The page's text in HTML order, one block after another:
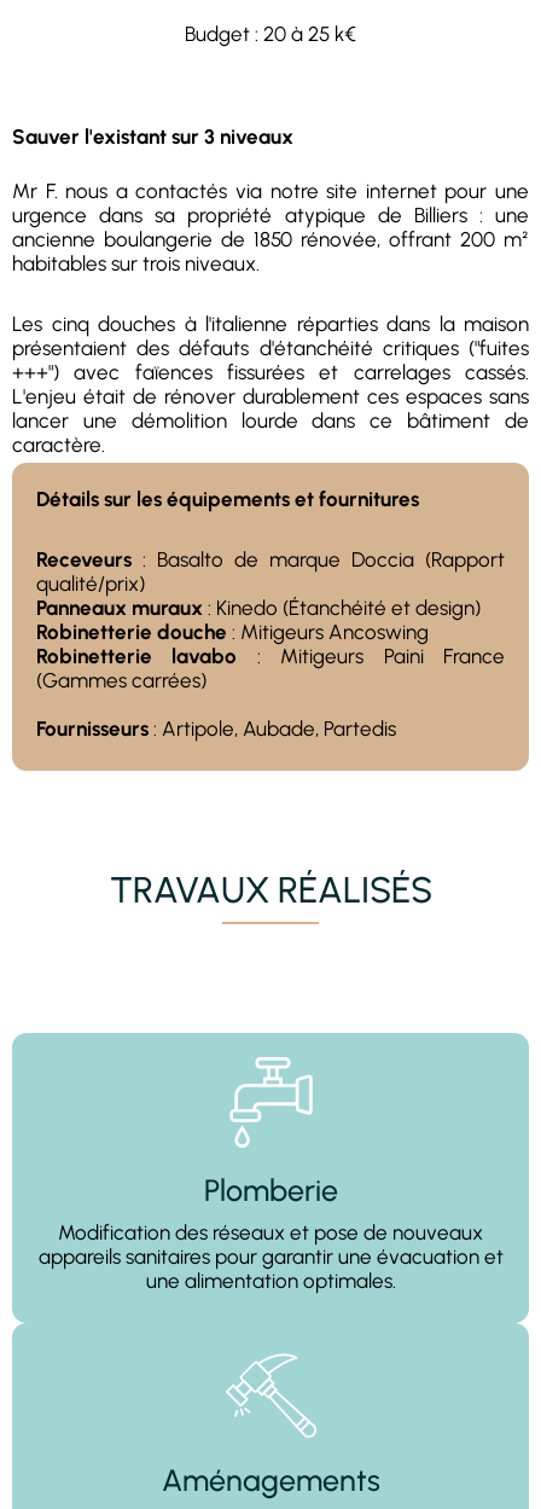
Budget : 20 à 25 k€
Sauver l'existant sur 3 niveaux
Mr F. nous a contactés via notre site internet pour une
urgence dans sa propriété atypique de Billiers : une
ancienne boulangerie de 1850 rénovée, offrant 200 m²
habitables sur trois niveaux.
Les cinq douches à l'italienne réparties dans la maison
présentaient des défauts d'étanchéité critiques ("fuites
+++") avec faïences fissurées et carrelages cassés.
L'enjeu était de rénover durablement ces espaces sans
lancer une démolition lourde dans ce bâtiment de
caractère.
Détails sur les équipements et fournitures
Receveurs : Basalto de marque Doccia (Rapport
qualité/prix)
Panneaux muraux : Kinedo (Étanchéité et design)
Robinetterie douche : Mitigeurs Ancoswing
Robinetterie lavabo : Mitigeurs Paini France
(Gammes carrées)
Fournisseurs : Artipole, Aubade, Partedis
TRAVAUX RÉALISÉS
Plomberie
Modification des réseaux et pose de nouveaux
appareils sanitaires pour garantir une évacuation et
une alimentation optimales.
Aménagements